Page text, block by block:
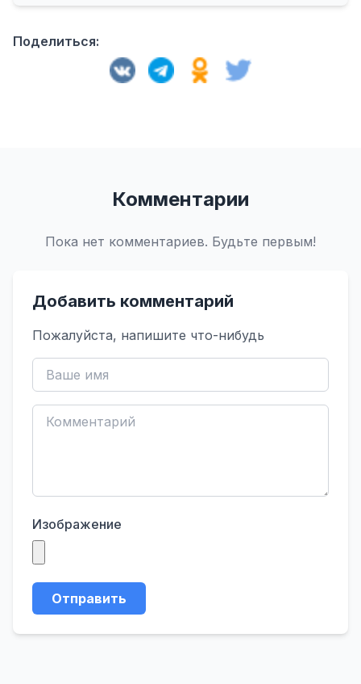
Поделиться:
Комментарии
Пока нет комментариев. Будьте первым!
Добавить комментарий
Пожалуйста, напишите что-нибудь
Изображение
Отправить